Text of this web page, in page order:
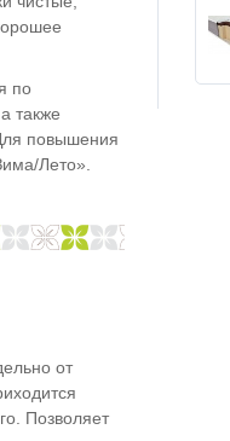
по
также
повышения
Лето».
от
Позволяет